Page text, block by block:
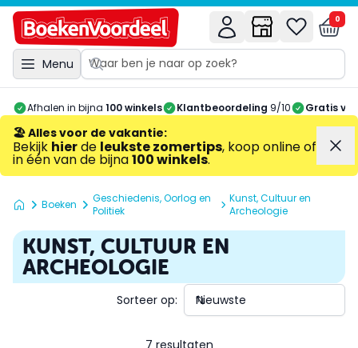
Menu
0
Afhalen in bijna 100 winkels Klantbeoordeling 9/10 Gratis
🏖️ Alles voor de vakantie:
Bekijk hierde leukste zomertips, koop online of
in één van de bijna100 winkels.
Boeken
Geschiedenis, Oorlog en
Politiek
Kunst, Cultuur en
Archeologie
KUNST, CULTUUR EN
ARCHEOLOGIE
7 resultaten
Sorteer op: